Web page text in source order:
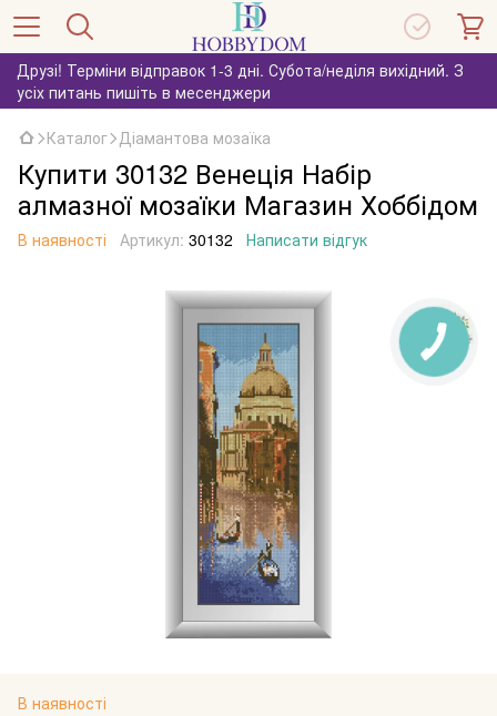
Друзі! Терміни відправок 1-3 дні. Субота/неділя вихідний. З
усіх питань пишіть в месенджери
Каталог Діамантова мозаїка
Купити 30132 Венеція Набір
алмазної мозаїки Магазин Хоббідом
В наявності Артикул: 30132 Написати відгук
В наявності